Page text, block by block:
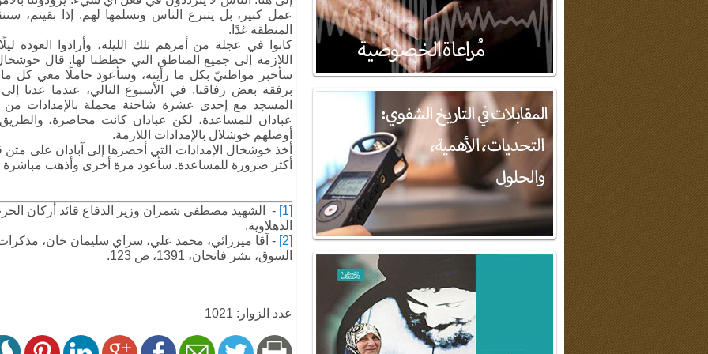
عمل كبير، بل يتبرع الناس ونسلمها لهم. إذا بقيتم،
المنطقة غدًا.
كانوا في عجلة من أمرهم تلك الليلة، وأرادوا العودة
اللازمة إلى جميع المناطق التي خططنا لها. قال
سأخبر مواطنيّ بكل ما رأيته، وسأعود حاملًا معي كل
برفقة بعض رفاقنا. في الأسبوع التالي، عندما عدنا
المسجد مع إحدى عشرة شاحنة محملة بالإمدادات من
عبادان للمساعدة، لكن عبادان كانت محاصرة،
أوصلهم خوشلال بالإمدادات اللازمة.
أخذ خوشخال الإمدادات التي أحضرها إلى آبادان على متن
أكثر ضرورة للمساعدة. سأعود مرة أخرى وأذهب مباشرة
[1]
- الشهيد مصطفى شمران وزير الدفاع قائد أركان
الدهلاوية.
[2]
- آقا ميرزائي، محمد علي، سراي سليمان خان، مذكرات
السوق، نشر فاتحان، 1391، ص 123.
عدد الزوار: 1021